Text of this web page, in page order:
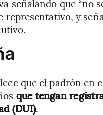
señalando que “no
representativo, y
que el padrón en
que tengan
(DUI).